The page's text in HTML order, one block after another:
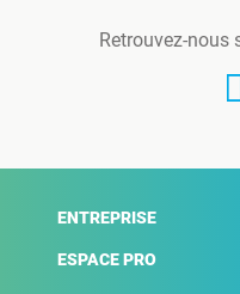
Retrouvez-nous
ENTREPRISE
ESPACE PRO